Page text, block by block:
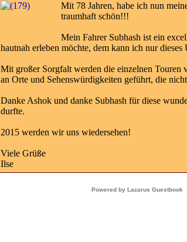
Mit 78 Jahren, habe ich nun
traumhaft schön!!!
Mein Fahrer Subhash ist ein
hautnah erleben möchte, dem kann ich nur
Mit großer Sorgfalt werden die einzelnen Touren
an Orte und Sehenswürdigkeiten geführt, die
Danke Ashok und danke Subhash für diese
durfte.
2015 werden wir uns wiedersehen!
Viele Grüße
Ilse
Powered by Lazarus Guestbook